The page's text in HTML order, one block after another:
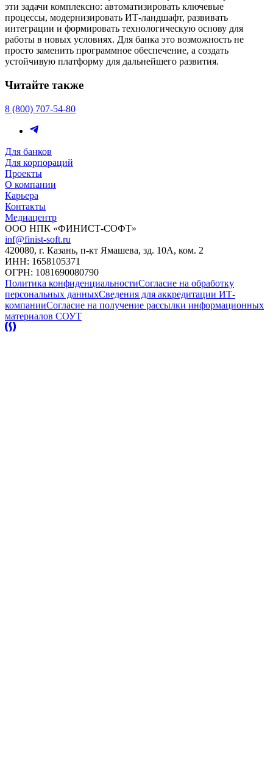
эти задачи комплексно: автоматизировать ключевые
процессы, модернизировать ИТ-ландшафт, развивать
интеграции и формировать технологическую основу для
работы в новых условиях. Для банка это возможность не
просто заменить программное обеспечение, а создать
устойчивую платформу для дальнейшего развития.
Читайте также
8 (800) 707-54-80
Для банков
Для корпораций
Проекты
О компании
Карьера
Контакты
Медиацентр
ООО НПК «ФИНИСТ-СОФТ»
inf@finist-soft.ru
420080, г. Казань, п-кт Ямашева, зд. 10А, ком. 2
ИНН: 1658105371
ОГРН: 1081690080790
Политика конфиденциальностиСогласие на обработку
персональных данныхСведения для аккредитации ИТ-
компанииСогласие на получение рассылки информационных
материалов СОУТ